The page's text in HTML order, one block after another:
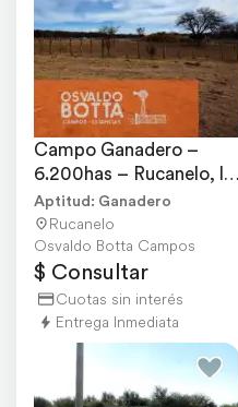
Campo Ganadero –
6.200has – Rucanelo, la
Pampa
Aptitud: Ganadero
Rucanelo
Osvaldo Botta Campos
$ Consultar
Cuotas sin interés
Entrega Inmediata